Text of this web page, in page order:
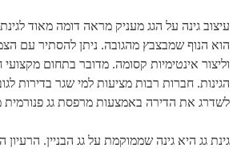
עיצוב גינה על הגג מעניק מראה דומה מאוד לגינת
הוא הנוף שמבצבץ מהגובה. ניתן להסתיר עם
וליצור אינטימיות קסומה. מדובר בתחום מקצועי
הגינות. חברות רבות מציעות למי שגר בדירות
לשדרג את הדירה באמצעות מרפסת גג פנורמית
גינת גג היא גינה שממוקמת על גג הבניין. הרעיון